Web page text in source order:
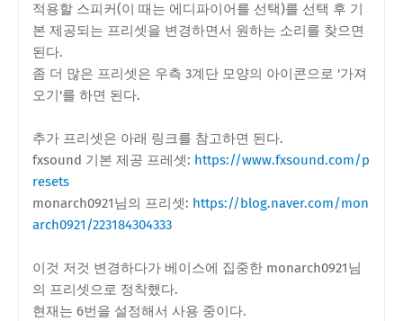
적용할 스피커(이 때는 에디파이어를 선택)를 선택 후 기
본 제공되는 프리셋을 변경하면서 원하는 소리를 찾으면
된다.
좀 더 많은 프리셋은 우측 3계단 모양의 아이콘으로 '가져
오기'를 하면 된다.
추가 프리셋은 아래 링크를 참고하면 된다.
fxsound 기본 제공 프레셋: https://www.fxsound.com/p
resets
monarch0921님의 프리셋: https://blog.naver.com/mon
arch0921/223184304333
이것 저것 변경하다가 베이스에 집중한 monarch0921님
의 프리셋으로 정착했다.
현재는 6번을 설정해서 사용 중이다.